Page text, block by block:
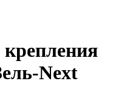
Next